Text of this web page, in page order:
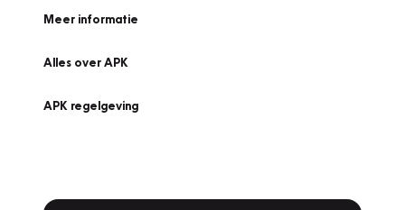
Meer informatie
Alles over APK
APK regelgeving